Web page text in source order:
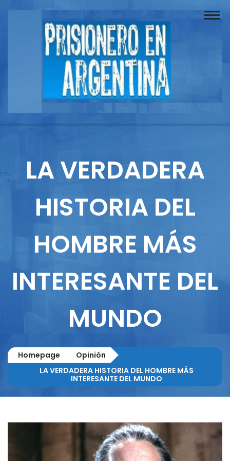
Buscador
Documentos
Reportajes
Columnistas
LA VERDADERA
HISTORIA DEL
HOMBRE MÁS
INTERESANTE DEL
MUNDO
Homepage
Opinión
LA VERDADERA HISTORIA DEL HOMBRE MÁS
INTERESANTE DEL MUNDO